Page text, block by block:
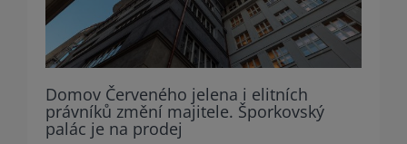
Domov Červeného jelena i elitních
právníků změní majitele. Šporkovský
palác je na prodej